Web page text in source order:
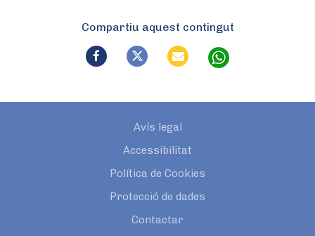
Compartiu aquest contingut
Avís legal
Accessibilitat
Política de Cookies
Protecció de dades
Contactar